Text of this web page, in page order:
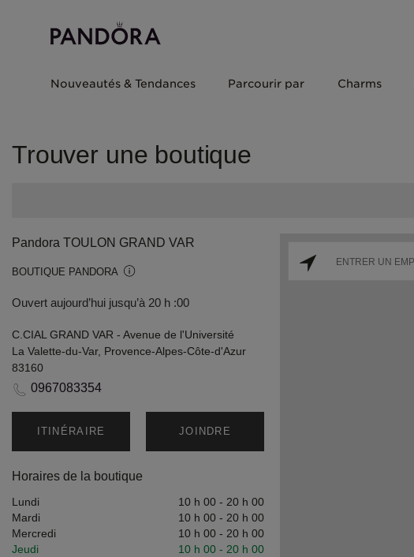
Nouveautés & Tendances Parcourir par Charms
Trouver une boutique
Pandora TOULON GRAND VAR
BOUTIQUE PANDORA
Ouvert aujourd’hui jusqu’à 20 h :00
C.CIAL GRAND VAR - Avenue de l'Université
La Valette-du-Var, Provence-Alpes-Côte-d'Azur
83160
0967083354
ITINÉRAIRE JOINDRE
Horaires de la boutique
Lundi 10 h 00 - 20 h 00
Mardi
10 h 00 - 20 h 00
Mercredi
10 h 00 - 20 h 00
Jeudi
10 h 00 - 20 h 00